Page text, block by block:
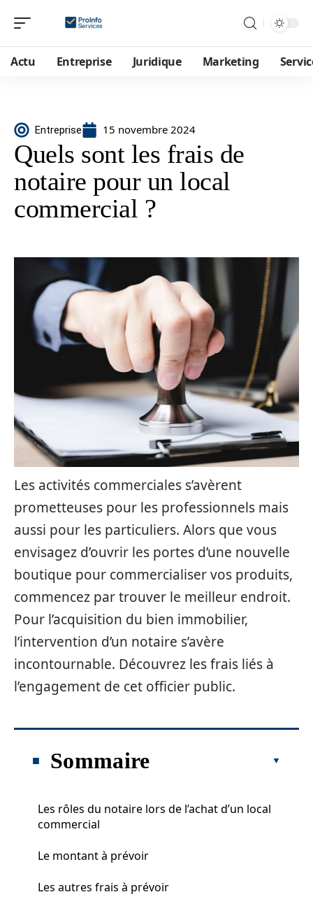
Actu Entreprise Juridique Marketing
Entreprise 15 novembre 2024
Quels sont les frais de
notaire pour un local
commercial ?
Les activités commerciales s’avèrent
prometteuses pour les professionnels mais
aussi pour les particuliers. Alors que vous
envisagez d’ouvrir les portes d’une nouvelle
boutique pour commercialiser vos produits,
commencez par trouver le meilleur endroit.
Pour l’acquisition du bien immobilier,
l’intervention d’un notaire s’avère
incontournable. Découvrez les frais liés à
l’engagement de cet officier public.
Sommaire
Les rôles du notaire lors de l’achat d’un local
commercial
Le montant à prévoir
Les autres frais à prévoir